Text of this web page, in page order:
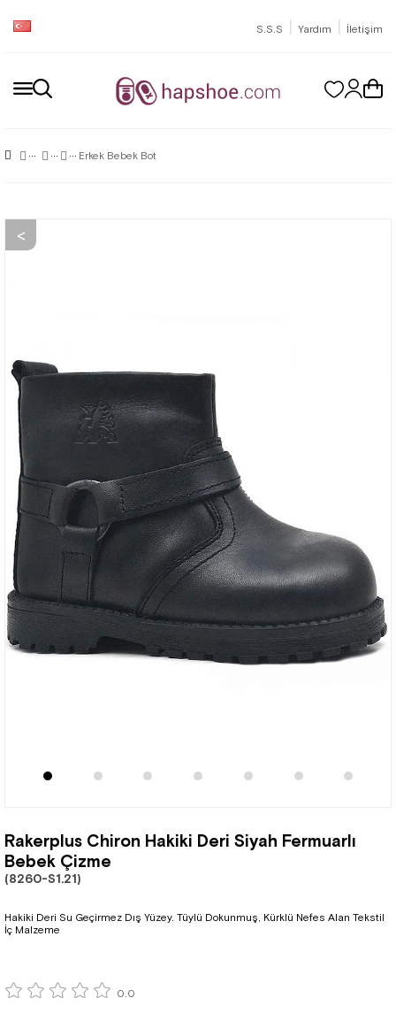
S.S.S | Yardım | İletişim
Erkek Bebek Bot
Rakerplus Chiron Hakiki Deri Siyah Fermuarlı
Bebek Çizme
(8260-S1.21)
Hakiki Deri Su Geçirmez Dış Yüzey. Tüylü Dokunmuş, Kürklü Nefes Alan Tekstil
İç Malzeme
0.0